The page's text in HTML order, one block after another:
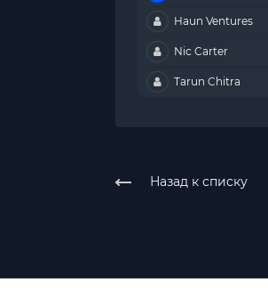
Haun Ventures
Nic Carter
Tarun Chitra
Назад к списку